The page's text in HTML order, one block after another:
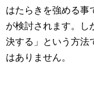
はたらきを強める事
が検討されます。し
決する」という方法
はありません。